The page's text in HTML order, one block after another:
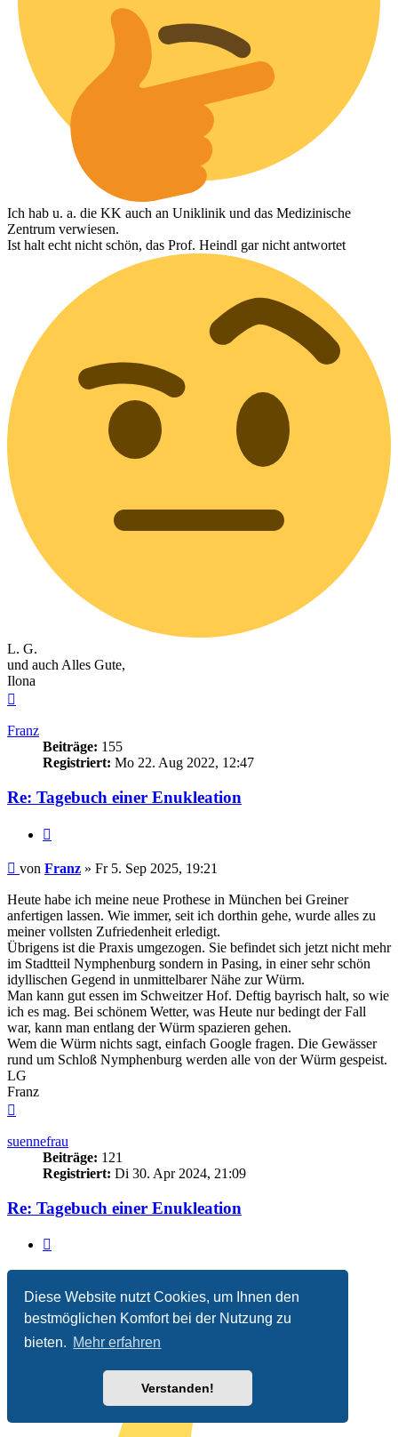
Diese Website nutzt Cookies, um Ihnen den
bestmöglichen Komfort bei der Nutzung zu
bieten. Mehr erfahren
Verstanden!
Ich hab u. a. die KK auch an Uniklinik und das Medizinische
Zentrum verwiesen.
Ist halt echt nicht schön, das Prof. Heindl gar nicht antwortet
L. G.
und auch Alles Gute,
Ilona
Franz
Beiträge: 155
Registriert: Mo 22. Aug 2022, 12:47
Re: Tagebuch einer Enukleation
Beitrag
von Franz » Fr 5. Sep 2025, 19:21
Heute habe ich meine neue Prothese in München bei Greiner
anfertigen lassen. Wie immer, seit ich dorthin gehe, wurde alles zu
meiner vollsten Zufriedenheit erledigt.
Übrigens ist die Praxis umgezogen. Sie befindet sich jetzt nicht mehr
im Stadtteil Nymphenburg sondern in Pasing, in einer sehr schön
idyllischen Gegend in unmittelbarer Nähe zur Würm.
Man kann gut essen im Schweitzer Hof. Deftig bayrisch halt, so wie
ich es mag. Bei schönem Wetter, was Heute nur bedingt der Fall
war, kann man entlang der Würm spazieren gehen.
Wem die Würm nichts sagt, einfach Google fragen. Die Gewässer
rund um Schloß Nymphenburg werden alle von der Würm gespeist.
LG
Franz
suennefrau
Beiträge: 121
Registriert: Di 30. Apr 2024, 21:09
Re: Tagebuch einer Enukleation
Beitrag
Das freut mich !!!